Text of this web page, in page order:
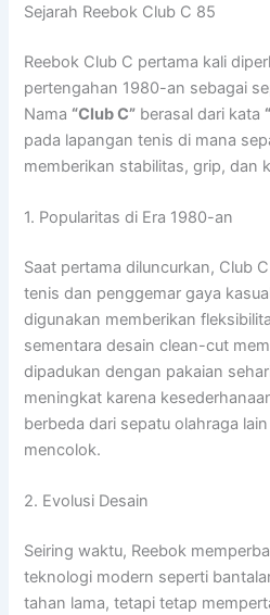
Sejarah Reebok Club C 85
Reebok Club C pertama kali
pertengahan 1980-an sebagai
Nama “Club C” berasal dari kata
pada lapangan tenis di mana
memberikan stabilitas, grip, dan
1. Popularitas di Era 1980-an
Saat pertama diluncurkan, Club
tenis dan penggemar gaya
digunakan memberikan
sementara desain clean-cut
dipadukan dengan pakaian
meningkat karena
berbeda dari sepatu olahraga
mencolok.
2. Evolusi Desain
Seiring waktu, Reebok
teknologi modern seperti
tahan lama, tetapi tetap